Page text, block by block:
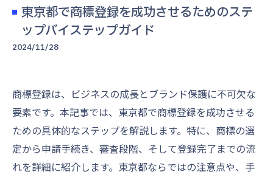
東京都で商標登録を成功させるためのステ
ップバイステップガイド
2024/11/28
商標登録は、ビジネスの成長とブランド保護に不可欠な
要素です。本記事では、東京都で商標登録を成功させる
ための具体的なステップを解説します。特に、商標の選
定から申請手続き、審査段階、そして登録完了までの流
れを詳細に紹介します。東京都ならではの注意点や、手